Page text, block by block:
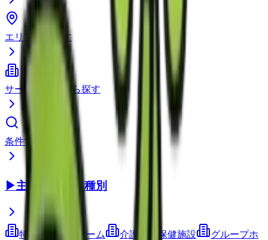
エリアから探す
サービス種別から探す
条件で検索
▶主要サービス種別
特別養護老人ホーム 介護老人保健施設
グループホ